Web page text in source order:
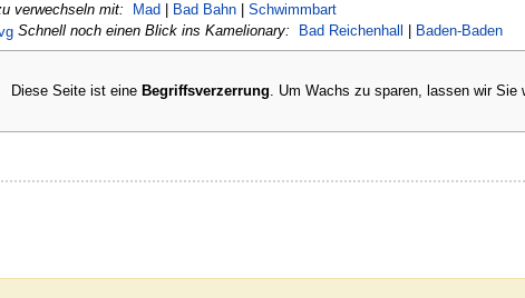
verwechseln mit:
Mad Bad Bahn
Schwimmbart
Schnell noch einen Blick ins Kamelionary:
Bad Reichenhall Baden-Baden
Diese Seite ist eine Begriffsverzerrung . Um Wachs zu sparen, lassen wir Sie